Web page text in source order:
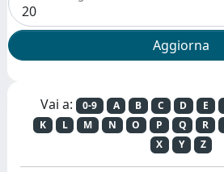
Vai a: 0-9 A B C D E
K
L M N O P Q R
X
Y Z